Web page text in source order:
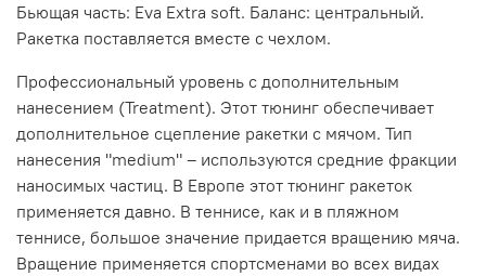
Бьющая часть: Eva Extra soft. Баланс: центральный.
Ракетка поставляется вместе с чехлом.
Профессиональный уровень c дополнительным
нанесением (Treatment). Этот тюнинг обеспечивает
дополнительное сцепление ракетки с мячом. Тип
нанесения "medium" – используются средние фракции
наносимых частиц. В Европе этот тюнинг ракеток
применяется давно. В теннисе, как и в пляжном
теннисе, большое значение придается вращению мяча.
Вращение применяется спортсменами во всех видах